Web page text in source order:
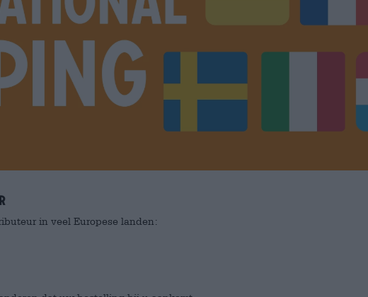
in veel Europese landen: